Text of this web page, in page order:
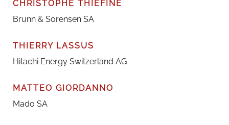
CHRISTOPHE THIEFINE
Brunn & Sorensen SA
THIERRY LASSUS
Hitachi Energy Switzerland AG
MATTEO GIORDANNO
Mado SA